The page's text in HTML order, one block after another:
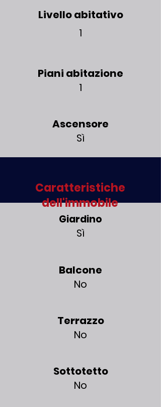
Livello abitativo
1
Piani abitazione
1
Ascensore
Sì
Giardino
Sì
Balcone
No
Terrazzo
No
Sottotetto
No
Caratteristiche
dell'immobile